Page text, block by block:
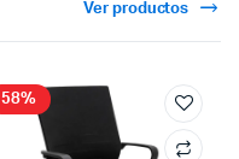
Ver productos
58%